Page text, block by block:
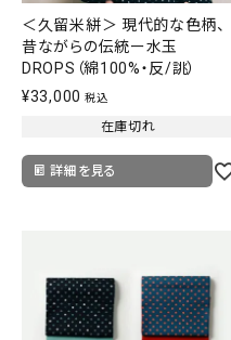
＜久留米絣＞ 現代的な色柄、
昔ながらの伝統ー水玉
DROPS（綿100%・反/誂）
¥33,000 税込
在庫切れ
詳細を見る